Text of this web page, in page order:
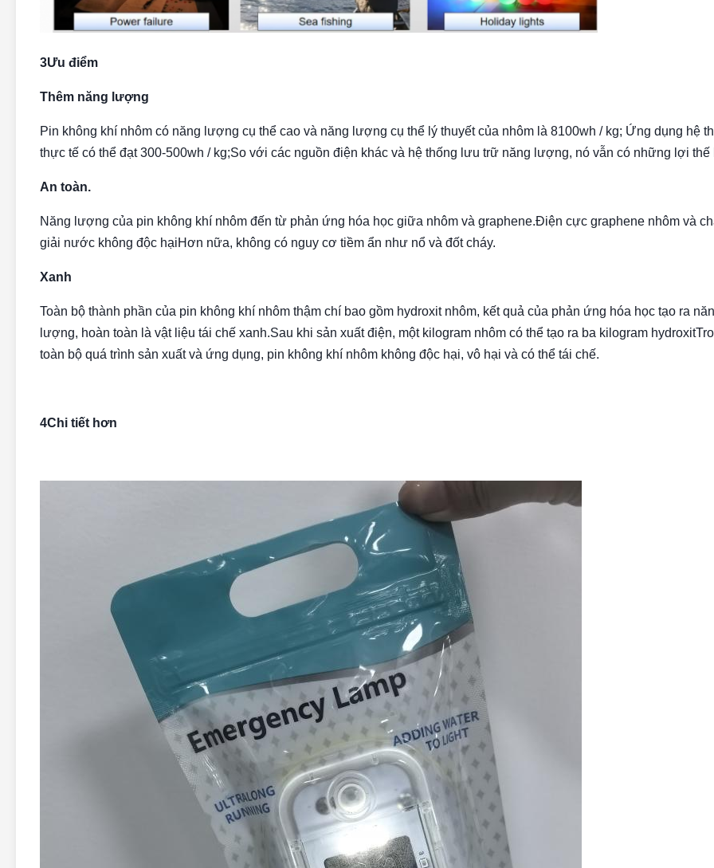
3Ưu điểm
Thêm năng lượng
Pin không khí nhôm có năng lượng cụ thể cao và năng lượng cụ thể lý thuyết của nhôm là 8100wh / kg; Ứng dụng hệ
thực tế có thể đạt 300-500wh / kg;So với các nguồn điện khác và hệ thống lưu trữ năng lượng, nó vẫn có những lợi thế
An toàn.
Năng lượng của pin không khí nhôm đến từ phản ứng hóa học giữa nhôm và graphene.Điện cực graphene nhôm và
giải nước không độc hạiHơn nữa, không có nguy cơ tiềm ẩn như nổ và đốt cháy.
Xanh
Toàn bộ thành phần của pin không khí nhôm thậm chí bao gồm hydroxit nhôm, kết quả của phản ứng hóa học tạo ra
lượng, hoàn toàn là vật liệu tái chế xanh.Sau khi sản xuất điện, một kilogram nhôm có thể tạo ra ba kilogram
toàn bộ quá trình sản xuất và ứng dụng, pin không khí nhôm không độc hại, vô hại và có thể tái chế.
4Chi tiết hơn